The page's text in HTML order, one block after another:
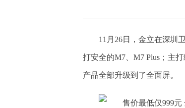
11月26日，金立在深圳
打安全的M7、M7 Plus；主
产品全部升级到了全面屏。